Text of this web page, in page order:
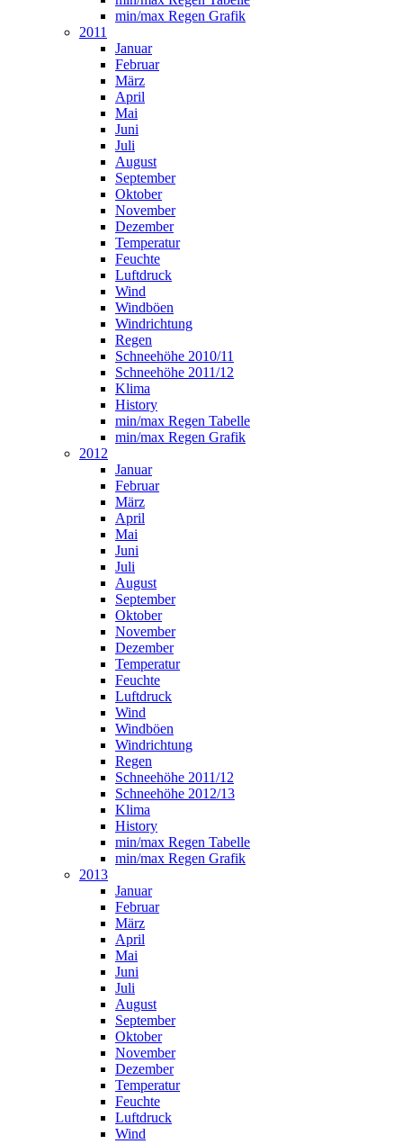
min/max Regen Grafik
2011
Januar
Februar
März
April
Mai
Juni
Juli
August
September
Oktober
November
Dezember
Temperatur
Feuchte
Luftdruck
Wind
Windböen
Windrichtung
Regen
Schneehöhe 2010/11
Schneehöhe 2011/12
Klima
History
min/max Regen Tabelle
min/max Regen Grafik
2012
Januar
Februar
März
April
Mai
Juni
Juli
August
September
Oktober
November
Dezember
Temperatur
Feuchte
Luftdruck
Wind
Windböen
Windrichtung
Regen
Schneehöhe 2011/12
Schneehöhe 2012/13
Klima
History
min/max Regen Tabelle
min/max Regen Grafik
2013
Januar
Februar
März
April
Mai
Juni
Juli
August
September
Oktober
November
Dezember
Temperatur
Feuchte
Luftdruck
Wind